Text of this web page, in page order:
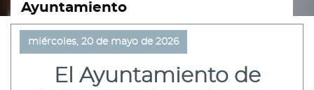
Ayuntamiento
miércoles, 20 de mayo de 2026
El Ayuntamiento de